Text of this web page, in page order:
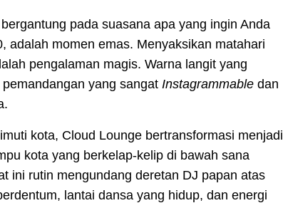
pada suasana apa yang ingin Anda
adalah momen emas. Menyaksikan matahari
pengalaman magis. Warna langit yang
yang sangat Instagrammable dan
kota, Cloud Lounge bertransformasi menjadi
kota yang berkelap-kelip di bawah sana
ini rutin mengundang deretan DJ papan atas
lantai dansa yang hidup, dan energi